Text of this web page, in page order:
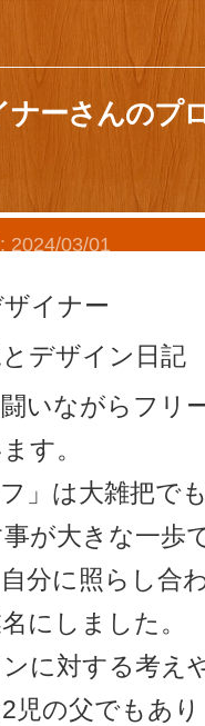
ナーさんのプ
2024/03/01
イナー
デザイン日記
いながらフリ
す。
」は大雑把で
が大きな一歩
分に照らし合
にしました。
に対する考え
児の父でもあ